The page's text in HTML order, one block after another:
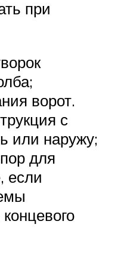
при
ворот.
с
или наружу;
для
если